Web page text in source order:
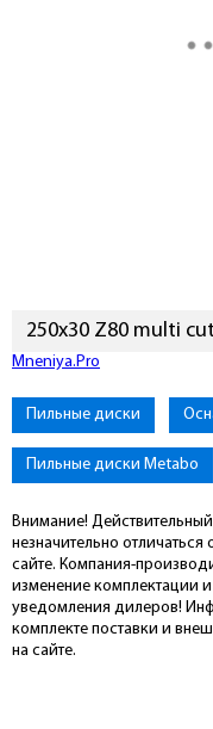
250х30 Z80 multi
Подключиться к
Пильные диски
Пильные диски Metabo
Внимание! Действительный
незначительно
сайте. Компания-
изменение комплектации
уведомления дилеров!
комплекте поставки и
на сайте.